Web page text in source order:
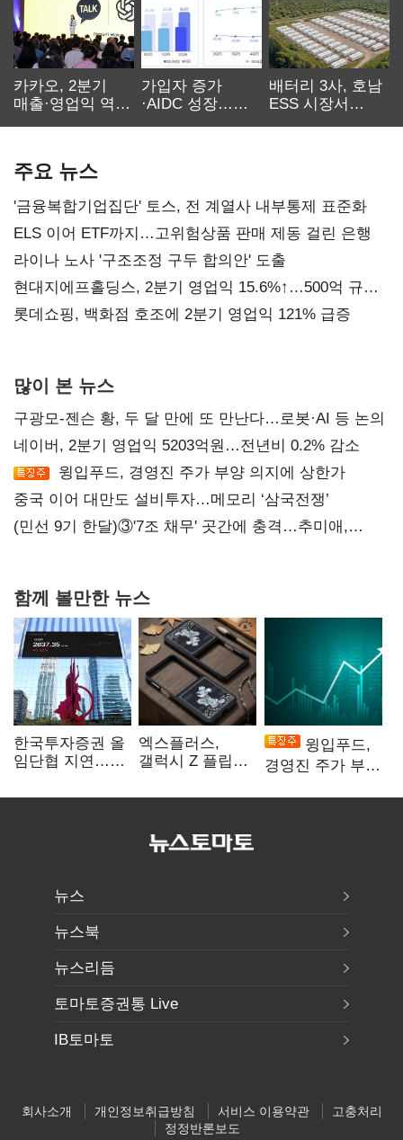
카카오, 2분기
매출·영업익 역대
가입자 증가
·AIDC 성장…
배터리 3사, 호남
ESS 시장서
주요 뉴스
'금융복합기업집단' 토스, 전 계열사 내부통제 표준화
ELS 이어 ETF까지…고위험상품 판매 제동 걸린 은행
라이나 노사 '구조조정 구두 합의안' 도출
현대지에프홀딩스, 2분기 영업익 15.6%↑…500억 규모
자사주 매입
롯데쇼핑, 백화점 호조에 2분기 영업익 121% 급증
많이 본 뉴스
구광모-젠슨 황, 두 달 만에 또 만난다…로봇·AI 등 논의
네이버, 2분기 영업익 5203억원…전년비 0.2% 감소
윙입푸드, 경영진 주가 부양 의지에 상한가
중국 이어 대만도 설비투자…메모리 ‘삼국전쟁’
(민선 9기 한달)③'7조 채무' 곳간에 충격…추미애,
함께 볼만한 뉴스
한국투자증권 올
임단협 지연…
엑스플러스,
갤럭시 Z 플립8·
액세서리 출시
윙입푸드,
경영진 주가 부양
뉴스
뉴스북
뉴스리듬
토마토증권통 Live
IB토마토
회사소개 개인정보취급방침 서비스 이용약관
고충처리
정정반론보도